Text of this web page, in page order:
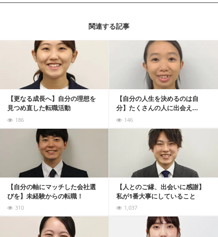
関連する記事
【更なる成長へ】自分の理想を
見つめ直した転職活動
186
【自分の人生を決めるのは自
分】たくさんの人に出会え...
146
記事を読む
【自分の軸にマッチした会社選
びを】未経験からの転職！
310
【人とのご縁、出会いに感謝】
私が1番大事にしていること
1,037
記事を読む